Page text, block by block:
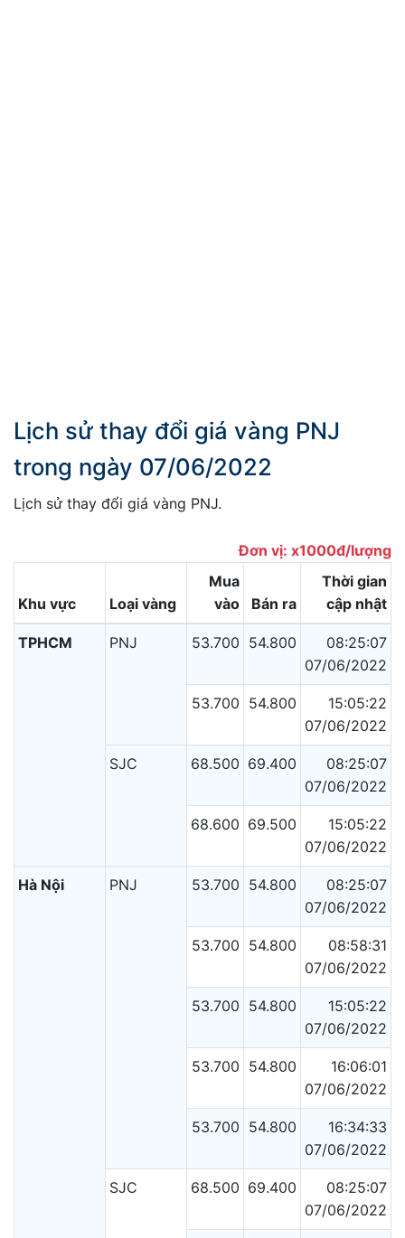
Lịch sử thay đổi giá vàng PNJ
trong ngày 07/06/2022
Lịch sử thay đổi giá vàng PNJ.
Đơn vị: x1000đ/lượng
Khu vực Loại vàng
Mua
vào
Bán ra
Thời gian
cập nhật
TPHCM PNJ 53.700 54.800
08:25:07
07/06/2022
53.700 54.800
15:05:22
07/06/2022
SJC 68.500 69.400
08:25:07
07/06/2022
68.600 69.500
15:05:22
07/06/2022
Hà Nội PNJ 53.700 54.800
08:25:07
07/06/2022
53.700 54.800
08:58:31
07/06/2022
53.700 54.800
15:05:22
07/06/2022
53.700 54.800
16:06:01
07/06/2022
53.700 54.800
16:34:33
07/06/2022
SJC 68.500 69.400
08:25:07
07/06/2022